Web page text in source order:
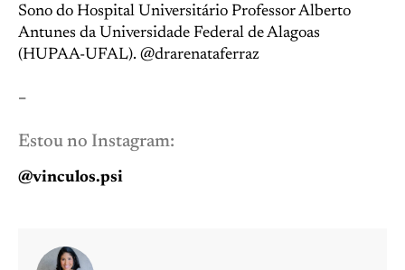
Sono do Hospital Universitário Professor Alberto
Antunes da Universidade Federal de Alagoas
(HUPAA-UFAL). @drarenataferraz
–
Estou no Instagram:
@vinculos.psi